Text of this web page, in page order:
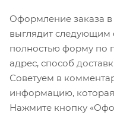
Оформление заказа
выглядит следующим
полностью форму по
адрес, способ
Советуем в
информацию,
Нажмите кнопку